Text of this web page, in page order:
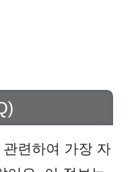
련하여 가장 자